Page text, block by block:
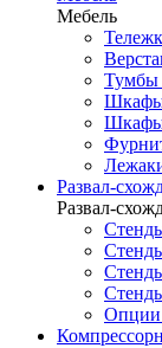
Мебель
Тумбы
Шкафы
Шкафы
Развал-
Развал-
Опции